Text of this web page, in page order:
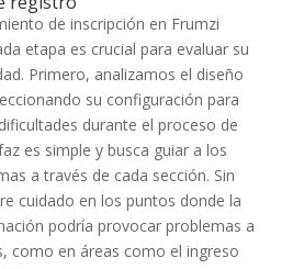
de inscripción en Frumzi
etapa es crucial para evaluar su
Primero, analizamos el diseño
su configuración para
durante el proceso de
es simple y busca guiar a los
a través de cada sección. Sin
cuidado en los puntos donde la
podría provocar problemas a
como en áreas como el ingreso